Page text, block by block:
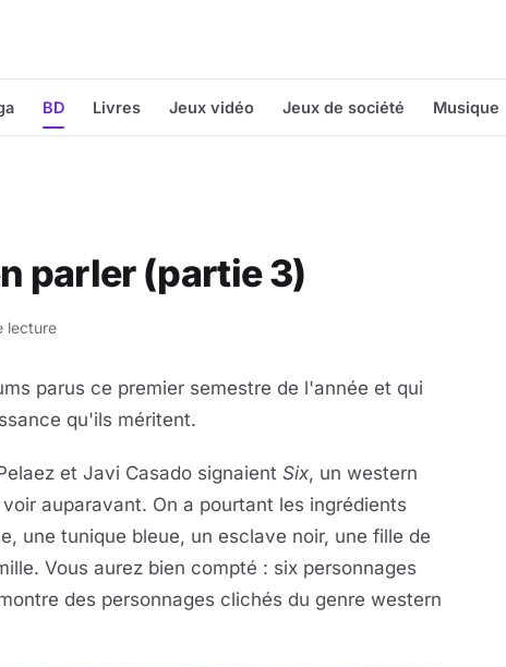
BD Livres Jeux vidéo Jeux de société Musique
parler (partie 3)
lecture
parus ce premier semestre de l'année et qui
qu'ils méritent.
et Javi Casado signaient Six, un western
auparavant. On a pourtant les ingrédients
une tunique bleue, un esclave noir, une fille de
Vous aurez bien compté : six personnages
des personnages clichés du genre western